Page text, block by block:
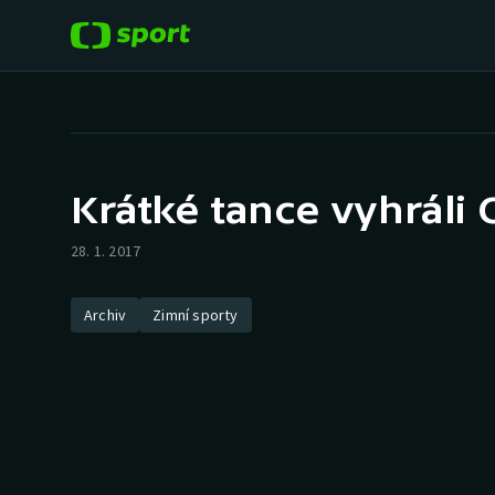
Hokej
Atletika
Baseball a softbal
Krátké tance vyhráli
28. 1. 2017
Archiv Zimní sporty